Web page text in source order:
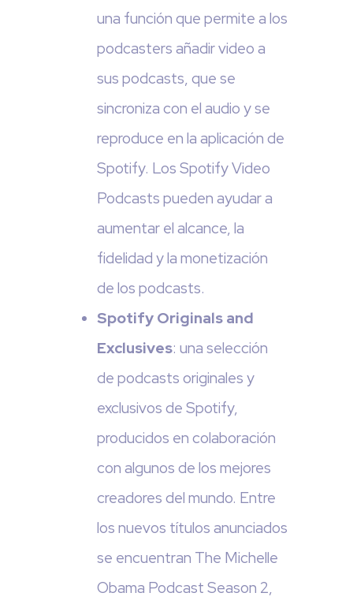
una función que permite a los
podcasters añadir video a
sus podcasts, que se
sincroniza con el audio y se
reproduce en la aplicación de
Spotify. Los Spotify Video
Podcasts pueden ayudar a
aumentar el alcance, la
fidelidad y la monetización
de los podcasts.
Spotify Originals and
Exclusives: una selección
de podcasts originales y
exclusivos de Spotify,
producidos en colaboración
con algunos de los mejores
creadores del mundo. Entre
los nuevos títulos anunciados
se encuentran The Michelle
Obama Podcast Season 2,